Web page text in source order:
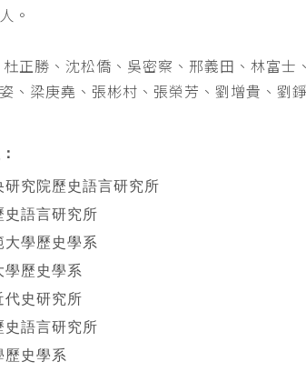
。
正勝、沈松僑、吳密察、邢義田、林富
、梁庚堯、張彬村、張榮芳、劉增貴、劉
究院歷史語言研究所
史語言研究所
學歷史學系
學歷史學系
代史研究所
史語言研究所
歷史學系